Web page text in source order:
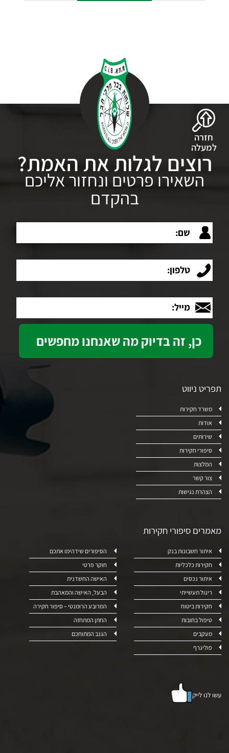
חזרה
למעלה
רוצים לגלות את האמת?
השאירו פרטים ונחזור אליכם
בהקדם
שם:
טלפון:
מייל:
תפריט ניווט
משרד חקירות
אודות
שירותים
סיפורי חקירות
המלצות
צור קשר
הצהרת נגישות
מאמרים סיפורי חקירות
איתור חשבונות בנק
חקירות כלכליות
איתור נכסים
ריגול תעשייתי
חקירות ביטוח
טיפול בחובות
מעקבים
פוליגרף
הסיפורים שידהימו אתכם
חוקר פרטי
האישה החשדנית
הבעל, האישה והמאהבת
המרובע הרומנטי – סיפור חקירה
החתן המתחזה
הגנב המתוחכם
עשו לנו לייק